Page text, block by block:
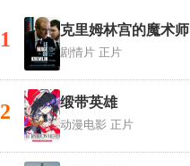
1 克里姆林宫的魔术师
剧情片 正片
2 缎带英雄
动漫电影 正片